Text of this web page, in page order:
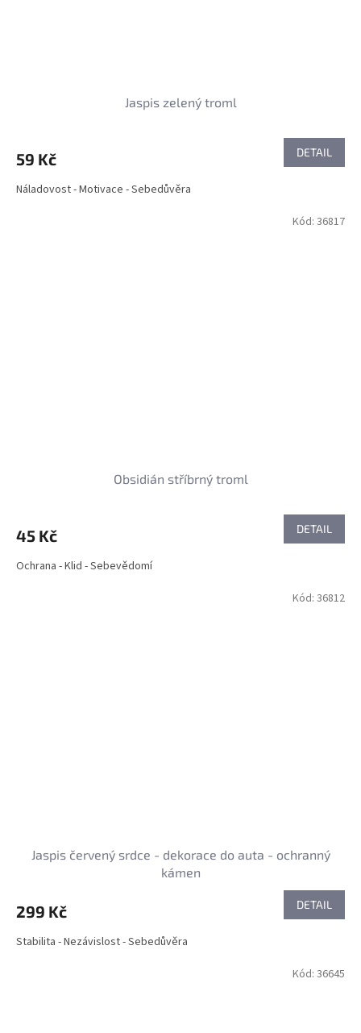
Jaspis zelený troml
59 Kč DETAIL
Náladovost - Motivace - Sebedůvěra
Obsidián stříbrný troml
45 Kč DETAIL
Ochrana - Klid - Sebevědomí
Kód: 36817
Jaspis červený srdce - dekorace do auta - ochranný
kámen
299 Kč DETAIL
Stabilita - Nezávislost - Sebedůvěra
Kód: 36812
Kód: 36645